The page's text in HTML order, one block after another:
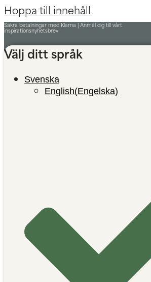
Hoppa till innehåll
Säkra betalningar med Klarna |Anmäl dig till vårt
inspirationsnyhetsbrev
Välj ditt språk
Svenska
English(Engelska)